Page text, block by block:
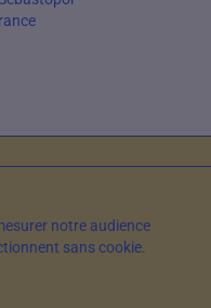
droits réservés
SILVER RESORTS— Mis à jour
notre audience
sans cookie.